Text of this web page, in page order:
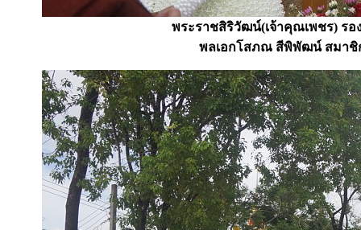
พระราชสิริวัฒน์(เจ้าคุณเพชร) ร
พลเอกโสภณ สีพิพัฒน์ สมาชิ